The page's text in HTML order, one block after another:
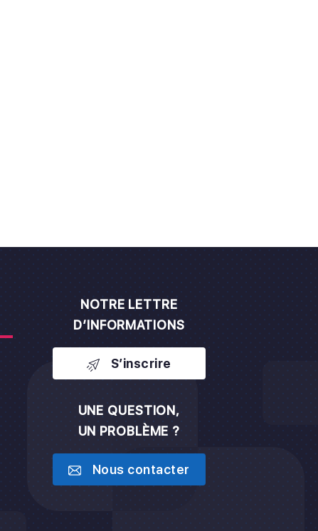
NOTRE LETTRE
D’INFORMATIONS
S’inscrire
UNE QUESTION,
UN PROBLÈME ?
Nous contacter